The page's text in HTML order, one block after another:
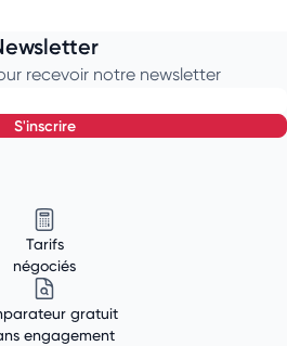
recevoir notre newsletter
s'inscrire
Tarifs
négociés
gratuit
engagement